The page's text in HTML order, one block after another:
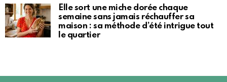
Elle sort une miche dorée chaque
semaine sans jamais réchauffer sa
maison : sa méthode d’été intrigue tout
le quartier